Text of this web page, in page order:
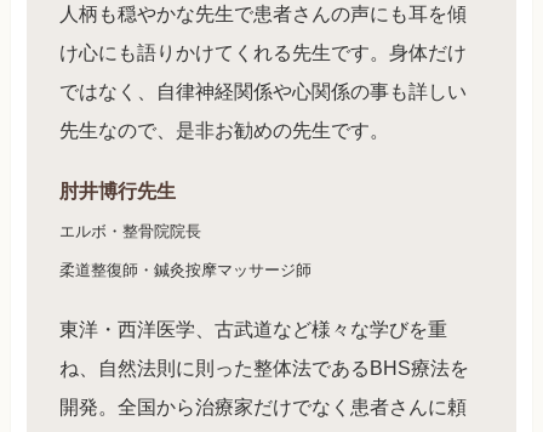
人柄も穏やかな先生で患者さんの声にも耳を傾
け心にも語りかけてくれる先生です。身体だけ
ではなく、自律神経関係や心関係の事も詳しい
先生なので、是非お勧めの先生です。
肘井博行先生
エルボ・整骨院院長
柔道整復師・鍼灸按摩マッサージ師
東洋・西洋医学、古武道など様々な学びを重
ね、自然法則に則った整体法であるBHS療法を
開発。全国から治療家だけでなく患者さんに頼